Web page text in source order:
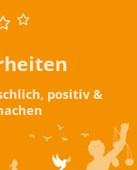
positiv &